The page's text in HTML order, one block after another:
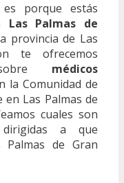
porque estás
Las Palmas de
provincia de Las
te ofrecemos
médicos
la Comunidad de
Las Palmas de
cuales son
dirigidas a que
Palmas de Gran